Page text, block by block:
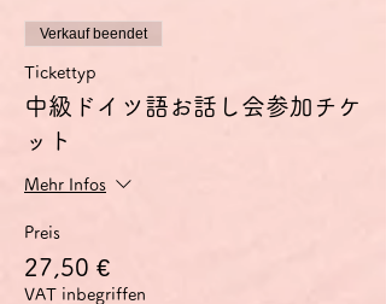
Verkauf beendet
Tickettyp
中級ドイツ語お話し会参加チケ
ット
Mehr Infos
Preis
27,50 €
VAT inbegriffen